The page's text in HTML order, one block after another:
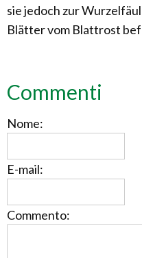
sie jedoch zur
Blätter vom Blattrost
Commenti
Nome:
E-mail:
Commento: